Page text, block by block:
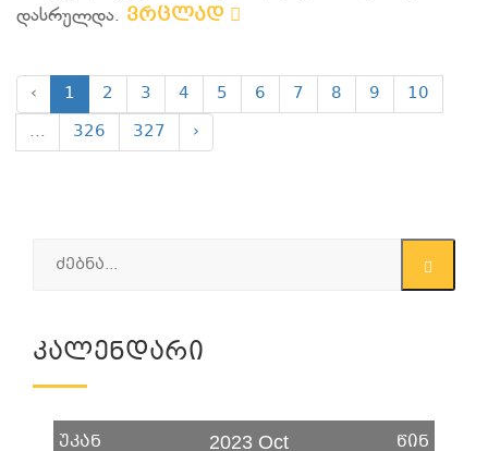
დასრულდა. ვრცლად
‹ 1 2 3 4 5 6 7 8 9
10
...
326 327 ›
Კალენდარი
უკან 2023 Oct წინ